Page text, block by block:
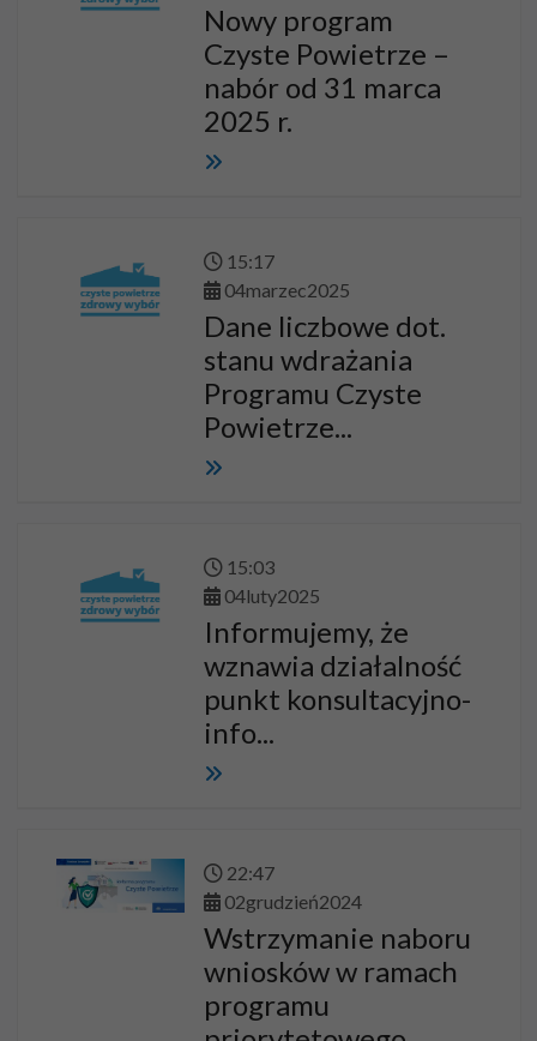
Nowy program
Czyste Powietrze –
nabór od 31 marca
2025 r.
15:17
04marzec2025
Dane liczbowe dot.
stanu wdrażania
Programu Czyste
Powietrze...
15:03
04luty2025
Informujemy, że
wznawia działalność
punkt konsultacyjno-
info...
22:47
02grudzień2024
Wstrzymanie naboru
wniosków w ramach
programu